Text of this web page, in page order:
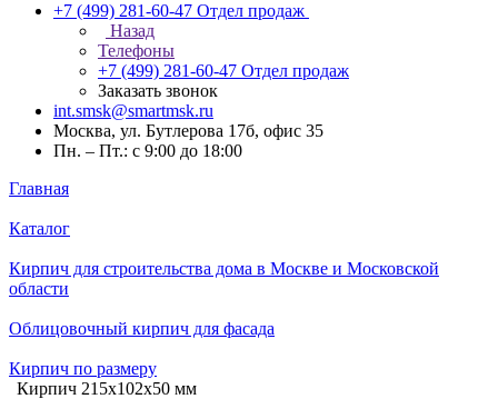
+7 (499) 281-60-47 Отдел продаж
Назад
Телефоны
+7 (499) 281-60-47 Отдел продаж
Заказать звонок
int.smsk@smartmsk.ru
Москва, ул. Бутлерова 17б, офис 35
Пн. – Пт.: с 9:00 до 18:00
Главная
Каталог
Кирпич для строительства дома в Москве и Московской
области
Облицовочный кирпич для фасада
Кирпич по размеру
Кирпич 215х102х50 мм